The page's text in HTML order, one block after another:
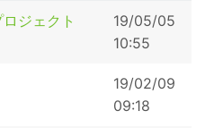
ジェクト
19/05/05
10:55
19/02/09
09:18